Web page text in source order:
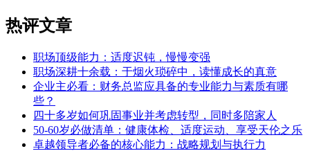
热评文章
职场顶级能力：适度迟钝，慢慢变强
职场深耕十余载：于烟火琐碎中，读懂成长的真意
企业主必看：财务总监应具备的专业能力与素质有哪
些？
四十多岁如何巩固事业并考虑转型，同时多陪家人
50-60岁必做清单：健康体检、适度运动、享受天伦之乐
卓越领导者必备的核心能力：战略规划与执行力